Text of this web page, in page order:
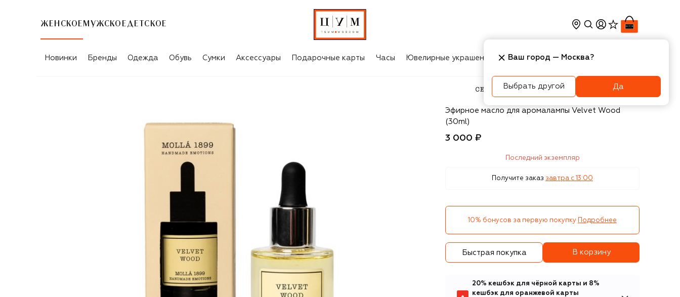
ЖЕНСКОЕ МУЖСКОЕ ДЕТСКОЕ
Новинки Бренды Одежда Обувь Сумки Аксессуары Подарочные карты Часы Ювелирные украшения Косметика Интерьер
Cereria Molla 1899
Эфирное масло для аромалампы Velvet Wood
(30ml)
3 000 ₽
Последний экземпляр
Получите заказ завтра c 13:00
10% бонусов за первую покупку Подробнее
Быстрая покупка В корзину
20% кешбэк для чёрной карты и 8%
кешбэк для оранжевой карты
Ваш город — Москва?
Выбрать другой Да